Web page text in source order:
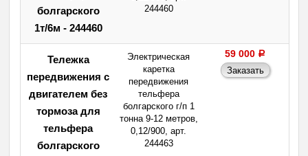
болгарского
1т/6м - 244460
244460
Тележка
передвижения с
двигателем без
тормоза для
тельфера
болгарского
Электрическая
каретка
передвижения
тельфера
болгарского г/п 1
тонна 9-12 метров,
0,12/900, арт.
244463
59 000 a